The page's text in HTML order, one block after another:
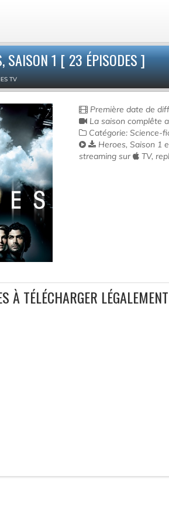
SAISON 1 [ 23 ÉPISODES ]
TV
Première date de
La saison complête
Catégorie: Science-
Heroes, Saison 1
streaming sur
TV,
À TÉLÉCHARGER LÉGALEMENT